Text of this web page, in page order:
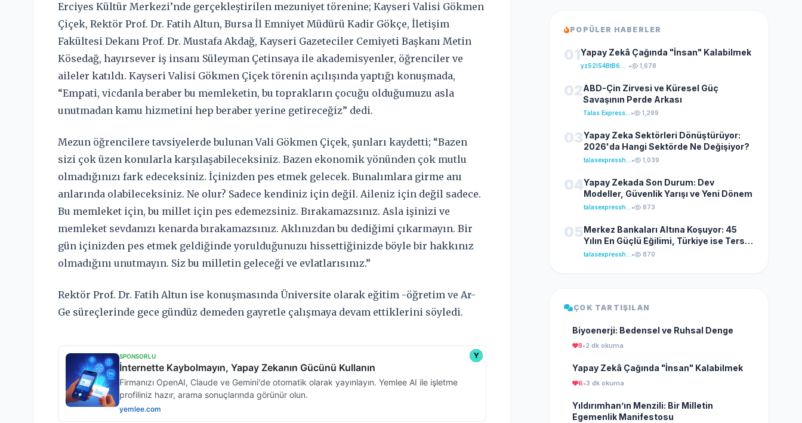
Erciyes Kültür Merkezi’nde gerçekleştirilen mezuniyet törenine; Kayseri Valisi Gökmen
Çiçek, Rektör Prof. Dr. Fatih Altun, Bursa İl Emniyet Müdürü Kadir Gökçe, İletişim
Fakültesi Dekanı Prof. Dr. Mustafa Akdağ, Kayseri Gazeteciler Cemiyeti Başkanı Metin
Kösedağ, hayırsever iş insanı Süleyman Çetinsaya ile akademisyenler, öğrenciler ve
aileler katıldı. Kayseri Valisi Gökmen Çiçek törenin açılışında yaptığı konuşmada,
“Empati, vicdanla beraber bu memleketin, bu toprakların çocuğu olduğumuzu asla
unutmadan kamu hizmetini hep beraber yerine getireceğiz” dedi.
Mezun öğrencilere tavsiyelerde bulunan Vali Gökmen Çiçek, şunları kaydetti; “Bazen
sizi çok üzen konularla karşılaşabileceksiniz. Bazen ekonomik yönünden çok mutlu
olmadığınızı fark edeceksiniz. İçinizden pes etmek gelecek. Bunalımlara girme anı
anlarında olabileceksiniz. Ne olur? Sadece kendiniz için değil. Aileniz için değil sadece.
Bu memleket için, bu millet için pes edemezsiniz. Bırakamazsınız. Asla işinizi ve
memleket sevdanızı kenarda bırakamazsınız. Aklınızdan bu dediğimi çıkarmayın. Bir
gün içinizden pes etmek geldiğinde yorulduğunuzu hissettiğinizde böyle bir hakkınız
olmadığını unutmayın. Siz bu milletin geleceği ve evlatlarısınız.”
Rektör Prof. Dr. Fatih Altun ise konuşmasında Üniversite olarak eğitim -öğretim ve Ar-
Ge süreçlerinde gece gündüz demeden gayretle çalışmaya devam ettiklerini söyledi.
POPÜLER HABERLER
01Yapay Zekâ Çağında "İnsan" Kalabilmek
• 1,678
02ABD-Çin Zirvesi ve Küresel Güç
Savaşının Perde Arkası
• 1,299
03Yapay Zeka Sektörleri Dönüştürüyor:
2026'da Hangi Sektörde Ne Değişiyor?
• 1,039
04Yapay Zekada Son Durum: Dev
Modeller, Güvenlik Yarışı ve Yeni Dönem
• 873
05Merkez Bankaları Altına Koşuyor: 45
Yılın En Güçlü Eğilimi, Türkiye ise Ters
Yönde İlerliyor
• 870
ÇOK TARTIŞILAN
Biyoenerji: Bedensel ve Ruhsal Denge
8•2 dk okuma
Yapay Zekâ Çağında "İnsan" Kalabilmek
6•3 dk okuma
Yıldırımhan’ın Menzili: Bir Milletin
Egemenlik Manifestosu